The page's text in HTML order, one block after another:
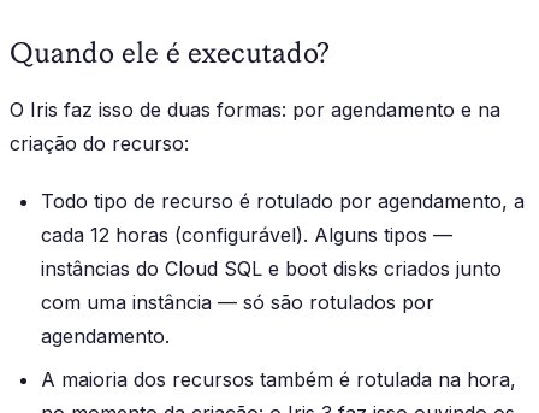
Quando ele é executado?
O Iris faz isso de duas formas: por agendamento e na
criação do recurso:
Todo tipo de recurso é rotulado por agendamento, a
cada 12 horas (configurável). Alguns tipos —
instâncias do Cloud SQL e boot disks criados junto
com uma instância — só são rotulados por
agendamento.
A maioria dos recursos também é rotulada na hora,